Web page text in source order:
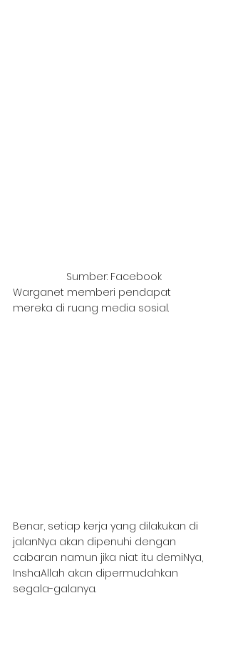
Sumber: Facebook
Warganet memberi pendapat
mereka di ruang media sosial.
Benar, setiap kerja yang dilakukan di
jalanNya akan dipenuhi dengan
cabaran namun jika niat itu demiNya,
InshaAllah akan dipermudahkan
segala-galanya.